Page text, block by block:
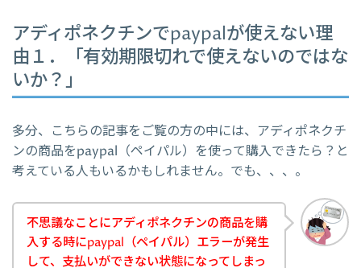
アディポネクチンでpaypalが使えない理
由１．「有効期限切れで使えないのではな
いか？」
多分、こちらの記事をご覧の方の中には、アディポネクチ
ンの商品をpaypal（ペイパル）を使って購入できたら？と
考えている人もいるかもしれません。でも、、、。
不思議なことにアディポネクチンの商品を購
入する時にpaypal（ペイパル）エラーが発生
して、支払いができない状態になってしまっ